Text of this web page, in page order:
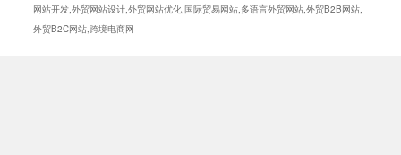
网站开发,外贸网站设计,外贸网站优化,国际贸易网站,多语言外贸网站,外贸B2B网站,
外贸B2C网站,跨境电商网